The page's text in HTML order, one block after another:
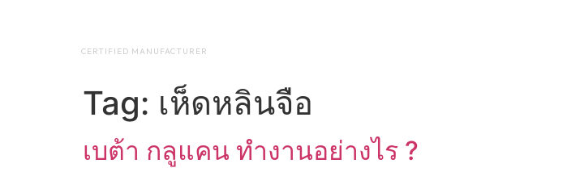
CERTIFIED MANUFACTURER
Tag: เห็ดหลินจือ
เบต้า กลูแคน ทำงานอย่างไร ?